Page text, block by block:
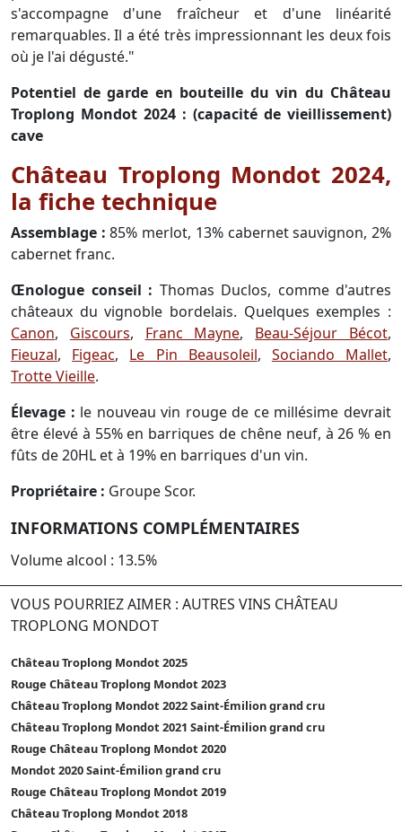
s'accompagne d'une fraîcheur et d'une linéarité
remarquables. Il a été très impressionnant les deux fois
où je l'ai dégusté."
Potentiel de garde en bouteille du vin du Château
Troplong Mondot 2024 : (capacité de vieillissement)
cave
Château Troplong Mondot 2024,
la fiche technique
Assemblage : 85% merlot, 13% cabernet sauvignon, 2%
cabernet franc.
Œnologue conseil : Thomas Duclos, comme d'autres
châteaux du vignoble bordelais. Quelques exemples :
Canon, Giscours, Franc Mayne, Beau-Séjour Bécot,
Fieuzal, Figeac, Le Pin Beausoleil, Sociando Mallet,
Trotte Vieille.
Élevage : le nouveau vin rouge de ce millésime devrait
être élevé à 55% en barriques de chêne neuf, à 26 % en
fûts de 20HL et à 19% en barriques d'un vin.
Propriétaire : Groupe Scor.
INFORMATIONS COMPLÉMENTAIRES
Volume alcool : 13.5%
VOUS POURRIEZ AIMER : AUTRES VINS CHÂTEAU
TROPLONG MONDOT
Château Troplong Mondot 2025
Rouge Château Troplong Mondot 2023
Château Troplong Mondot 2022 Saint-Émilion grand cru
Château Troplong Mondot 2021 Saint-Émilion grand cru
Rouge Château Troplong Mondot 2020
Mondot 2020 Saint-Émilion grand cru
Rouge Château Troplong Mondot 2019
Château Troplong Mondot 2018